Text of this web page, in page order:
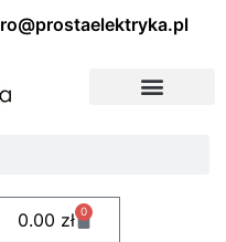
0.00 zł 0